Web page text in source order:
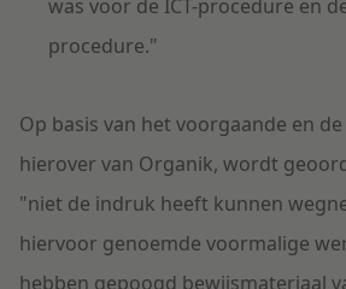
was voor de ICT-procedure en
procedure."
Op basis van het voorgaande en
hierover van Organik, wordt
"niet de indruk heeft kunnen
hiervoor genoemde voormalige
hebben gepoogd bewijsmateriaal